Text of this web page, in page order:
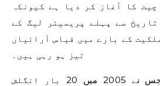
کا آغاز کر دیا ہے کیونکہ
سے پہلے پریمیئر لیگ کے
کے بارے میں قیاس آرائیاں
تیز ہو رہی ہیں۔
امریکن گلیزر فیملی، جس نے 2005 میں 20 بار انگلش